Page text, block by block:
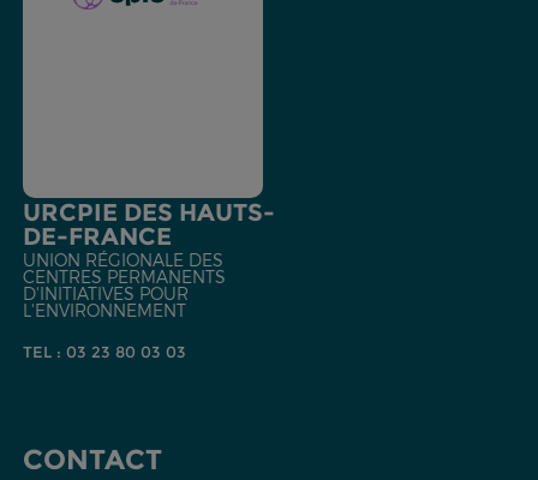
URCPIE DES HAUTS-
DE-FRANCE
UNION RÉGIONALE DES
CENTRES PERMANENTS
D'INITIATIVES POUR
L'ENVIRONNEMENT
TEL : 03 23 80 03 03
CONTACT